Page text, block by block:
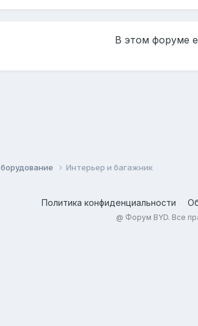
В этом форуме
Интерьер и багажник
Политика конфиденциальности
@ Форум BYD. Все